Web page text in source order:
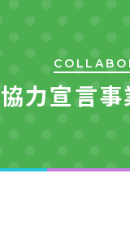
協力宣言